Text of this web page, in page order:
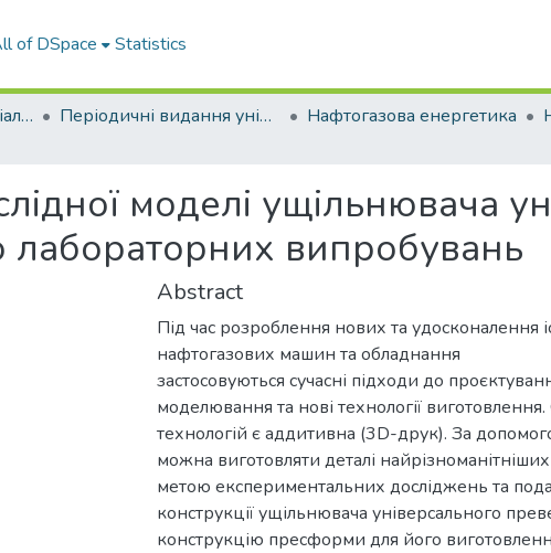
of DSpace Statistics
Архів наукових матеріалів Періодичні видання університету Нафтогазова енергетика
моделі ущільнювача
лабораторних випробувань
Abstract
Під час розроблення нових та удосконалення
нафтогазових машин та обладнання
застосовуються сучасні підходи до
моделювання та нові технології
технологій є аддитивна (3D-друк). За
можна виготовляти деталі
метою експериментальних досліджень та
конструкції ущільнювача універсального
конструкцію пресформи для його